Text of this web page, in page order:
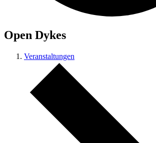
Open Dykes
Veranstaltungen